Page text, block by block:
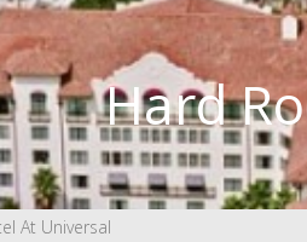
Hard
At Universal